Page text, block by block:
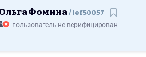
Ольга Фомина ief50057
пользователь не верифицирован